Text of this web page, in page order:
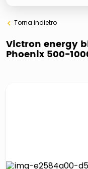
elenchi telefonici
orologio parete
lucidatrice
Torna indietro
Victron energy
Phoenix 500-